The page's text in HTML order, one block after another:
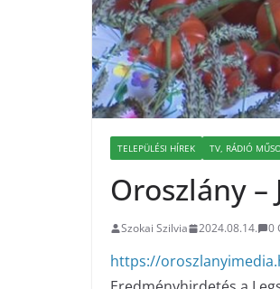
TELEPÜLÉSI HÍREK TV, RÁDIÓ
Oroszlány
Szokai Szilvia 2024.08.14. 0
https://